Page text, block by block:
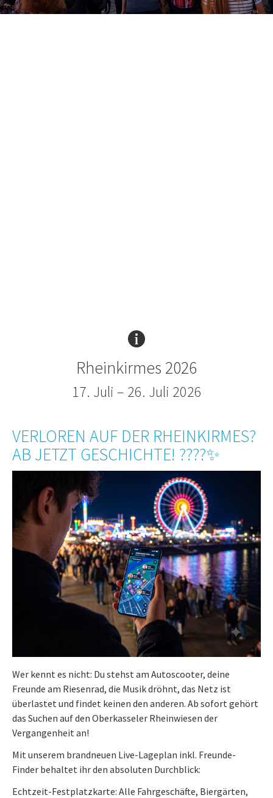
Rheinkirmes 2026
17. Juli – 26. Juli 2026
VERLOREN AUF DER RHEINKIRMES?
AB JETZT GESCHICHTE! ????✨
Wer kennt es nicht: Du stehst am Autoscooter, deine
Freunde am Riesenrad, die Musik dröhnt, das Netz ist
überlastet und findet keinen den anderen. Ab sofort gehört
das Suchen auf den Oberkasseler Rheinwiesen der
Vergangenheit an!
Mit unserem brandneuen Live-Lageplan inkl. Freunde-
Finder behaltet ihr den absoluten Durchblick:
Echtzeit-Festplatzkarte: Alle Fahrgeschäfte, Biergärten,